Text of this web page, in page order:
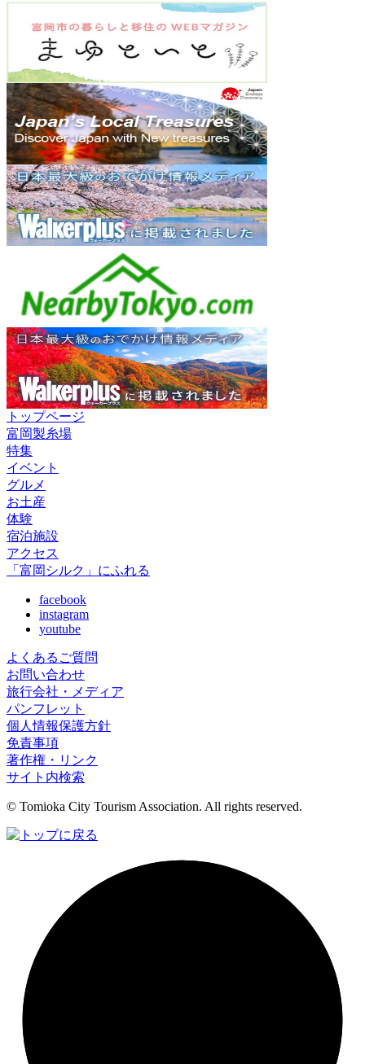
トップページ
富岡製糸場
特集
イベント
グルメ
お土産
体験
宿泊施設
アクセス
「富岡シルク」にふれる
facebook
instagram
youtube
よくあるご質問
お問い合わせ
旅行会社・メディア
パンフレット
個人情報保護方針
免責事項
著作権・リンク
サイト内検索
© Tomioka City Tourism Association. All rights reserved.